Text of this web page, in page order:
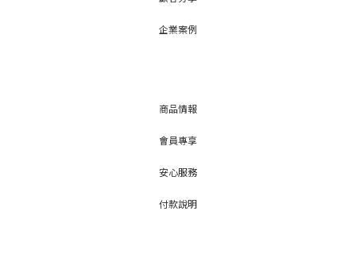
企業案例
商品情報
會員專享
安心服務
付款說明